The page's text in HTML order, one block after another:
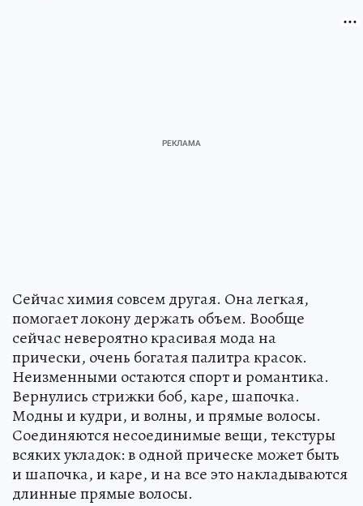
Сейчас химия совсем другая. Она легкая,
помогает локону держать объем. Вообще
сейчас невероятно красивая мода на
прически, очень богатая палитра красок.
Неизменными остаются спорт и романтика.
Вернулись стрижки боб, каре, шапочка.
Модны и кудри, и волны, и прямые волосы.
Соединяются несоединимые вещи, текстуры
всяких укладок: в одной прическе может быть
и шапочка, и каре, и на все это накладываются
длинные прямые волосы.